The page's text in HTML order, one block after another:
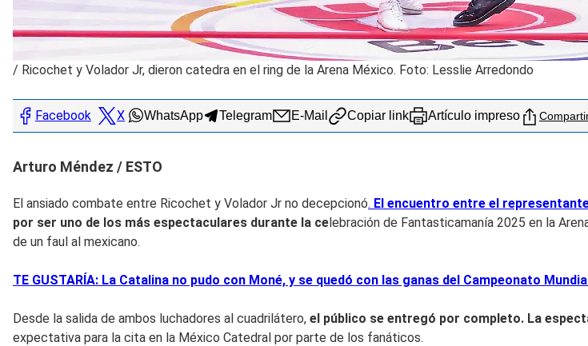
/ Ricochet y Volador Jr, dieron catedra en el ring de la Arena México. Foto: Lesslie Arredondo
Facebook X WhatsApp Telegram E-Mail Copiar link Artículo impreso
Arturo Méndez / ESTO
El ansiado combate entre Ricochet y Volador Jr no decepcionó. El encuentro entre el
por ser uno de los más espectaculares durante la celebración de Fantasticamanía 2025 en la
de un faul al mexicano.
TE GUSTARÍA: La Catalina no pudo con Moné, y se quedó con las ganas del Campeonato
Desde la salida de ambos luchadores al cuadrilátero, el público se entregó por completo. La
expectativa para la cita en la México Catedral por parte de los fanáticos.